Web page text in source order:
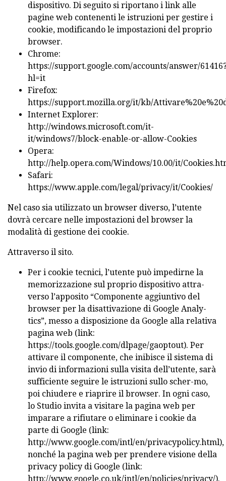
dispositivo. Di seguito si riportano i link alle
pagine web contenenti le istruzioni per gestire i
cookie, modificando le impostazioni del proprio
browser.
Chrome:
https://support.google.com/accounts/answer/
hl=it
Firefox:
https://support.mozilla.org/it/kb/
Internet Explorer:
http://windows.microsoft.com/it-
it/windows7/block-enable-or-allow-Cookies
Opera:
http://help.opera.com/Windows/10.00/it/
Safari:
https://www.apple.com/legal/privacy/it/Cookies/
Nel caso sia utilizzato un browser diverso, l’utente
dovrà cercare nelle impostazioni del browser la
modalità di gestione dei cookie.
Attraverso il sito.
Per i cookie tecnici, l’utente può impedirne la
memorizzazione sul proprio dispositivo attra-
verso l’apposito “Componente aggiuntivo del
browser per la disattivazione di Google Analy-
tics”, messo a disposizione da Google alla relativa
pagina web (link:
https://tools.google.com/dlpage/gaoptout). Per
attivare il componente, che inibisce il sistema di
invio di informazioni sulla visita dell’utente, sarà
sufficiente seguire le istruzioni sullo scher-mo,
poi chiudere e riaprire il browser. In ogni caso,
lo Studio invita a visitare la pagina web per
imparare a rifiutare o eliminare i cookie da
parte di Google (link:
http://www.google.com/intl/en/privacypolicy.html),
nonché la pagina web per prendere visione della
privacy policy di Google (link:
http://www.google.co.uk/intl/en/policies/privacy/).